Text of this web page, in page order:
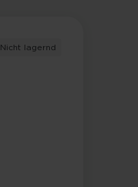
Nicht lagernd